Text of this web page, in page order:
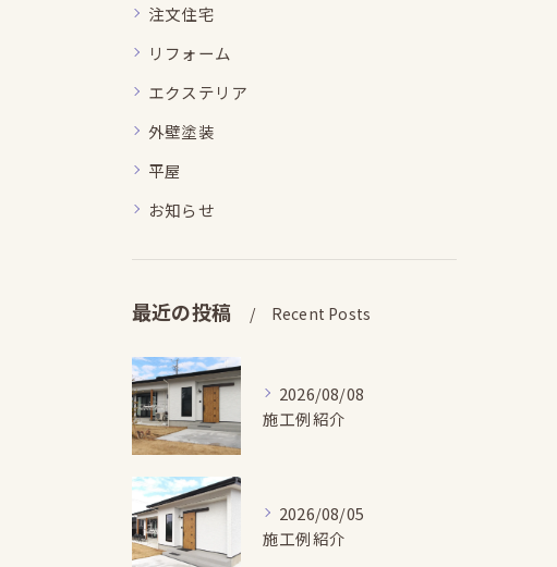
注文住宅
リフォーム
エクステリア
外壁塗装
平屋
お知らせ
最近の投稿 Recent Posts
2026/08/08
施工例紹介
2026/08/05
施工例紹介